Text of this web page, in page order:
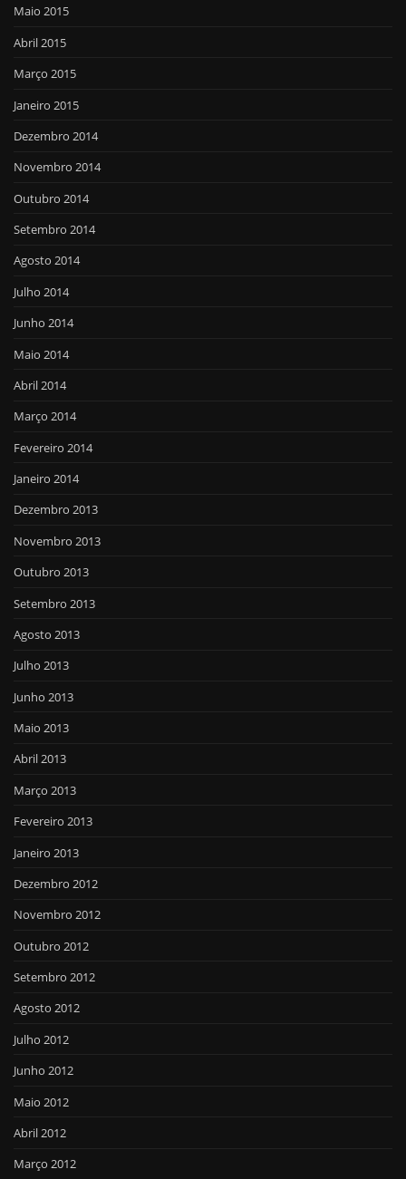
Maio 2015
Abril 2015
Março 2015
Janeiro 2015
Dezembro 2014
Novembro 2014
Outubro 2014
Setembro 2014
Agosto 2014
Julho 2014
Junho 2014
Maio 2014
Abril 2014
Março 2014
Fevereiro 2014
Janeiro 2014
Dezembro 2013
Novembro 2013
Outubro 2013
Setembro 2013
Agosto 2013
Julho 2013
Junho 2013
Maio 2013
Abril 2013
Março 2013
Fevereiro 2013
Janeiro 2013
Dezembro 2012
Novembro 2012
Outubro 2012
Setembro 2012
Agosto 2012
Julho 2012
Junho 2012
Maio 2012
Abril 2012
Março 2012